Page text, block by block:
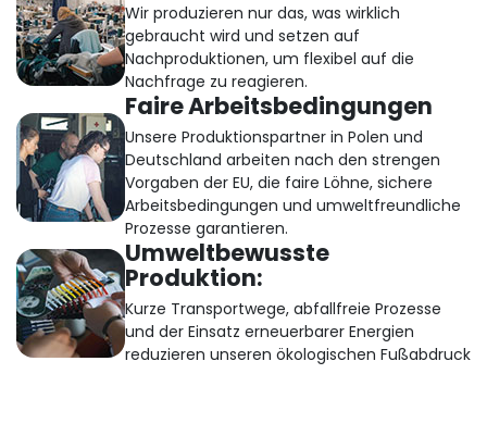
Wir produzieren nur das, was wirklich
gebraucht wird und setzen auf
Nachproduktionen, um flexibel auf die
Nachfrage zu reagieren.
Faire Arbeitsbedingungen
Unsere Produktionspartner in Polen und
Deutschland arbeiten nach den strengen
Vorgaben der EU, die faire Löhne, sichere
Arbeitsbedingungen und umweltfreundliche
Prozesse garantieren.
Umweltbewusste
Produktion:
Kurze Transportwege, abfallfreie Prozesse
und der Einsatz erneuerbarer Energien
reduzieren unseren ökologischen Fußabdruck